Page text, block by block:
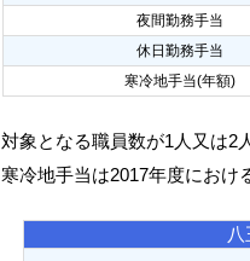
夜間勤務手当
休日勤務手当
寒冷地手当(年額)
対象となる職員数が1人又は2
寒冷地手当は2017年度におけ